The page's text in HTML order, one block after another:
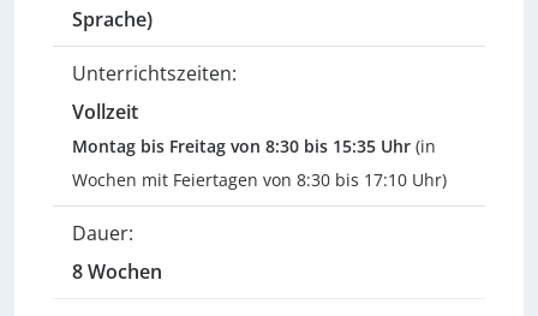
Sprache)
Unterrichtszeiten:
Vollzeit
Montag bis Freitag von 8:30 bis 15:35 Uhr (in
Wochen mit Feiertagen von 8:30 bis 17:10 Uhr)
Dauer:
8 Wochen